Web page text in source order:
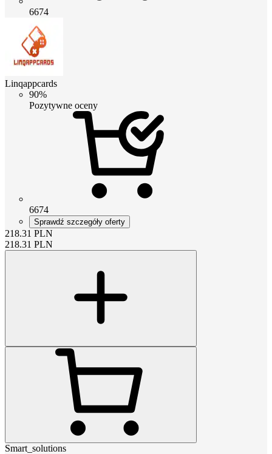
6674
Linqappcards
90%
Pozytywne oceny
6674
Sprawdź szczegóły oferty
218.31 PLN
218.31 PLN
Smart_solutions